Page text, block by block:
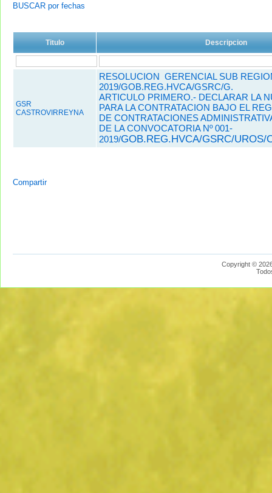
BUSCAR por fechas
Titulo Descripcion
GSR
CASTROVIRREYNA
RESOLUCION GERENCIAL SUB
2019/GOB.REG.HVCA/GSRC/G.
ARTICULO PRIMERO.- DECLARAR LA
PARA LA CONTRATACION BAJO EL
DE CONTRATACIONES
DE LA CONVOCATORIA Nº 001-
2019/GOB.REG.HVCA/GSRC/UROS/
Compartir
Copyright ©